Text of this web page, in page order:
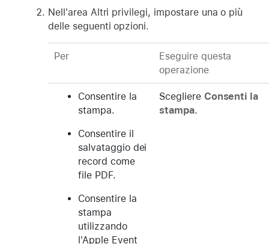
Nell'area Altri privilegi, impostare una o più
delle seguenti opzioni.
Per
Eseguire questa
operazione
Consentire la
stampa.
Consentire il
salvataggio dei
record come
file PDF.
Consentire la
stampa
utilizzando
l'Apple Event
Scegliere Consenti la
stampa.